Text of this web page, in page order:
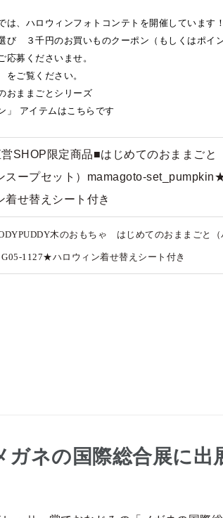
は、ハロウィンフォトコンテトを開催しています！
び ３千円のお買いものクーポン（もしくはポイ
応募くださいませ。
をご覧ください。
おままごとシリーズ
」 アイテムはこちらです
SHOP限定商品■はじめてのおままごと
スープセット）mamagoto-
着せ替えシート付き
木のおもちゃ はじめてのおままごと（
G05-1127★ハロウィン着せ替えシート付き
ネの国際総合展に出